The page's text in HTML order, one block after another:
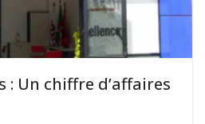
: Un chiffre d’affaires